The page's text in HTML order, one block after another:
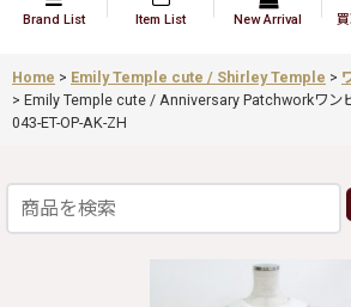
Brand List Item List New Arrival
Home > Emily Temple cute / Shirley Temple >
> Emily Temple cute / Anniversary Patchworkワン
043-ET-OP-AK-ZH